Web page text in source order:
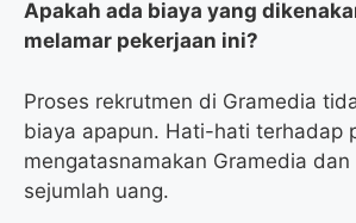
Apakah ada biaya yang
melamar pekerjaan ini?
Proses rekrutmen di Gramedia
biaya apapun. Hati-hati terhadap
mengatasnamakan Gramedia dan
sejumlah uang.